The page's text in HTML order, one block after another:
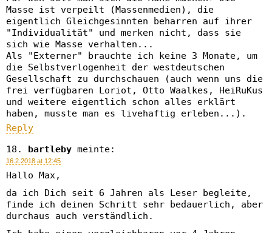
Masse ist verpeilt (Massenmedien), die
eigentlich Gleichgesinnten beharren auf ihrer
"Individualität" und merken nicht, dass sie
sich wie Masse verhalten...
Als "Externer" brauchte ich keine 3 Monate, um
die Selbstverlogenheit der westdeutschen
Gesellschaft zu durchschauen (auch wenn uns die
frei verfügbaren Loriot, Otto Waalkes, HeiRuKus
und weitere eigentlich schon alles erklärt
haben, musste man es livehaftig erleben...).
Reply
bartleby meinte:
16.2.2018 at 12:45
Hallo Max,
da ich Dich seit 6 Jahren als Leser begleite,
finde ich deinen Schritt sehr bedauerlich, aber
durchaus auch verständlich.